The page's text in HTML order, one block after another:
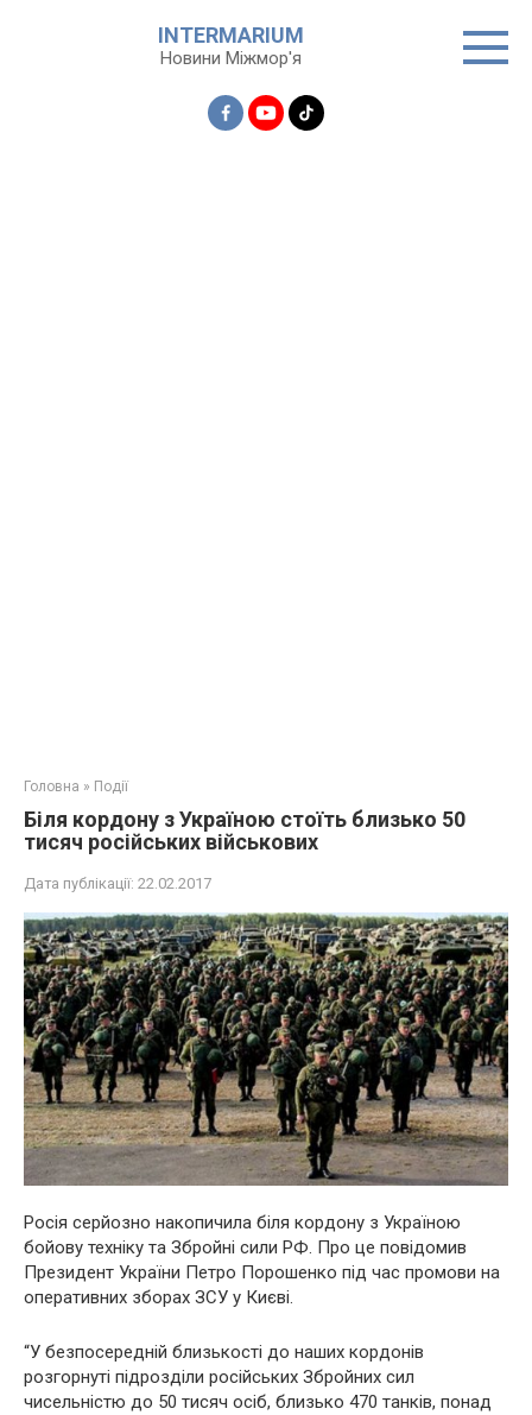
INTERMARIUM
Новини Міжмор'я
Головна » Події
Біля кордону з Україною стоїть близько 50
тисяч російських військових
Дата публікації: 22.02.2017
Росія серйозно накопичила біля кордону з Україною
бойову техніку та Збройні сили РФ. Про це повідомив
Президент України Петро Порошенко під час промови на
оперативних зборах ЗСУ у Києві.
“У безпосередній близькості до наших кордонів
розгорнуті підрозділи російських Збройних сил
чисельністю до 50 тисяч осіб, близько 470 танків, понад